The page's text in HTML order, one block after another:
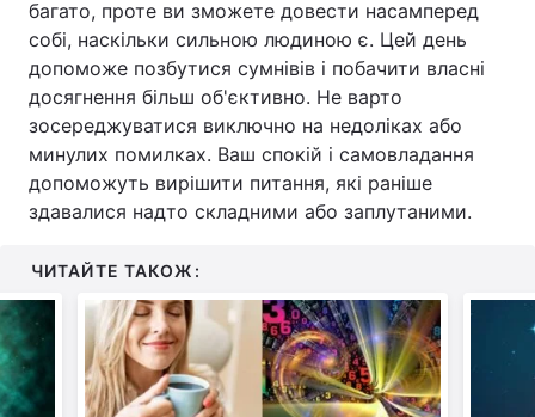
багато, проте ви зможете довести насамперед
собі, наскільки сильною людиною є. Цей день
допоможе позбутися сумнівів і побачити власні
досягнення більш об'єктивно. Не варто
зосереджуватися виключно на недоліках або
минулих помилках. Ваш спокій і самовладання
допоможуть вирішити питання, які раніше
здавалися надто складними або заплутаними.
ЧИТАЙТЕ ТАКОЖ: